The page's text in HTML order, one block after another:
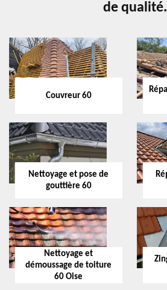
de qualité.
Couvreur 60
Nettoyage et pose de
gouttière 60
Nettoyage et
démoussage de toiture
60 Oise